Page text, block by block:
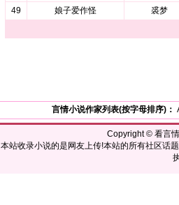
49 娘子爱作怪 裘梦
言情小说作家列表(按字母排序)：
Copyright © 看言
本站收录小说的是网友上传!本站的所有社区话